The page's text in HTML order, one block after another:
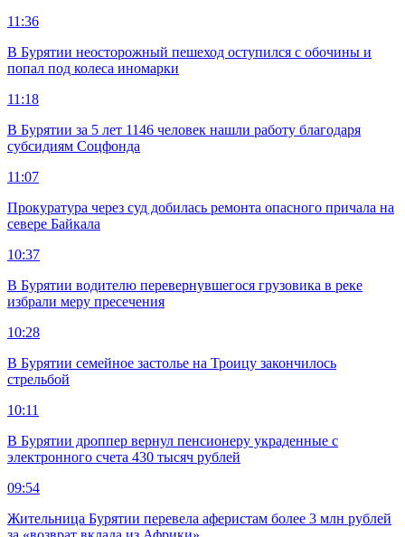
11:36
В Бурятии неосторожный пешеход оступился с обочины и
попал под колеса иномарки
11:18
В Бурятии за 5 лет 1146 человек нашли работу благодаря
субсидиям Соцфонда
11:07
Прокуратура через суд добилась ремонта опасного причала на
севере Байкала
10:37
В Бурятии водителю перевернувшегося грузовика в реке
избрали меру пресечения
10:28
В Бурятии семейное застолье на Троицу закончилось
стрельбой
10:11
В Бурятии дроппер вернул пенсионеру украденные с
электронного счета 430 тысяч рублей
09:54
Жительница Бурятии перевела аферистам более 3 млн рублей